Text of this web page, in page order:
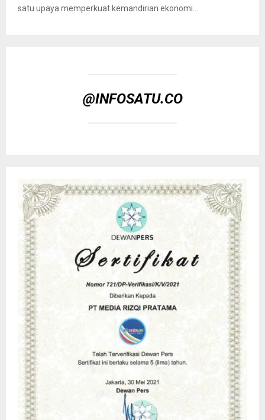
satu upaya memperkuat kemandirian ekonomi...
@INFOSATU.CO